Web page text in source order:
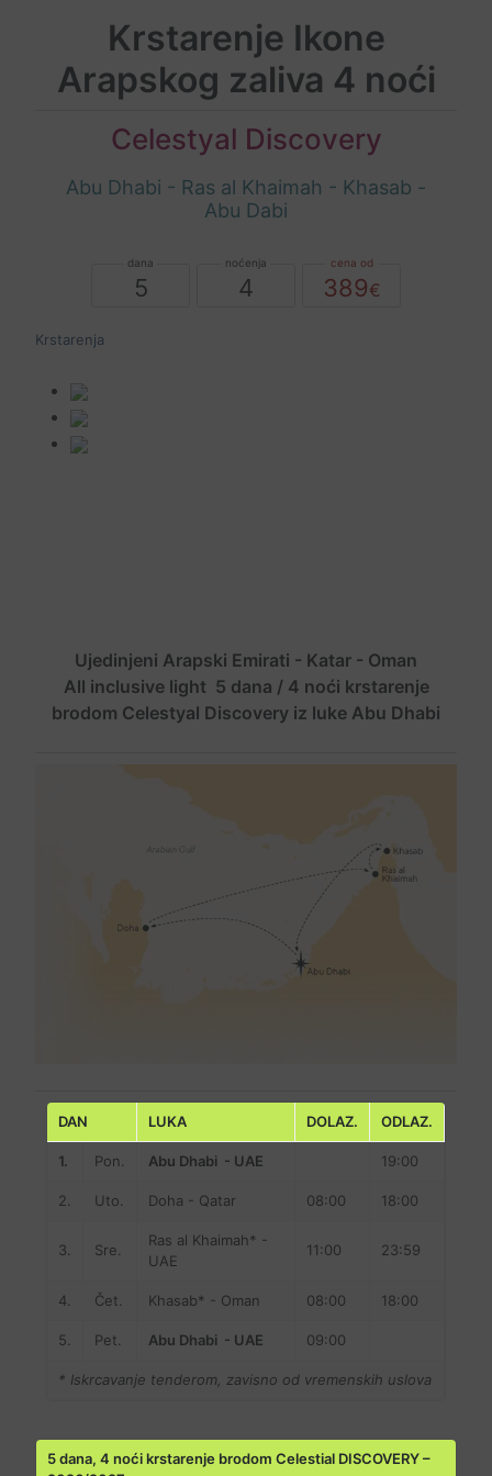
Krstarenje Ikone
Arapskog zaliva 4 noći
Celestyal Discovery
Abu Dhabi - Ras al Khaimah - Khasab -
Abu Dabi
5 4 389
Krstarenja
Ujedinjeni Arapski Emirati - Katar - Oman
All inclusive light 5 dana / 4 noći krstarenje
brodom Celestyal Discovery iz luke Abu Dhabi
DAN LUKA DOLAZ. ODLAZ.
1. Pon. Abu Dhabi - UAE 19:00
2. Uto. Doha - Qatar 08:00 18:00
3. Sre.
Ras al Khaimah* -
UAE
11:00 23:59
4. Čet. Khasab* - Oman 08:00 18:00
5. Pet. Abu Dhabi - UAE 09:00
* Iskrcavanje tenderom, zavisno od vremenskih uslova
5 dana, 4 noći krstarenje brodom Celestial DISCOVERY –